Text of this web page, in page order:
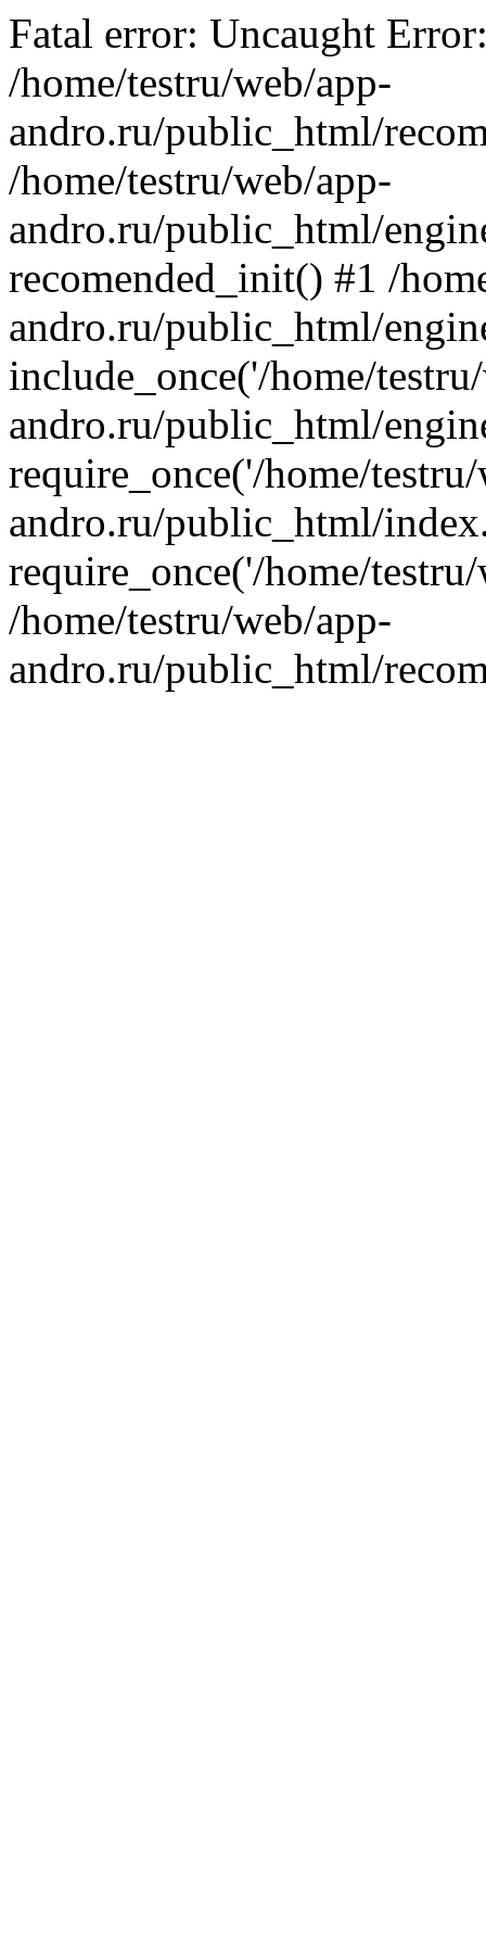
Fatal error: Uncaught
/home/testru/web/app-
andro.ru/public_html/
/home/testru/web/app-
andro.ru/public_html/
recomended_init() #1 /
andro.ru/public_html/
include_once('/home/
andro.ru/public_html/
require_once('/home/
andro.ru/public_html/
require_once('/home/
/home/testru/web/app-
andro.ru/public_html/